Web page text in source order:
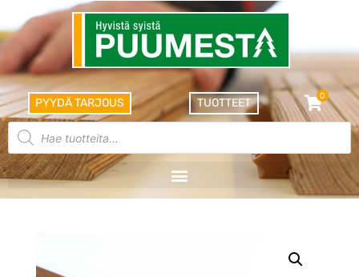
PYYDÄ TARJOUS TUOTTEET
0